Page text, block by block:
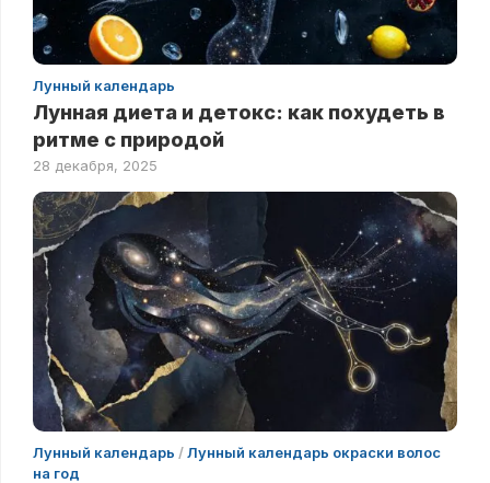
Лунный календарь
Лунная диета и детокс: как похудеть в
ритме с природой
28 декабря, 2025
Лунный календарь /Лунный календарь окраски волос
на год